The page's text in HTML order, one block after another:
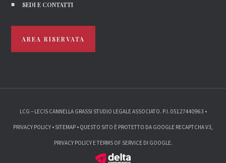
SEDI E CONTATTI
AREA RISERVATA
LCG – LECIS CANNELLA GRASSI STUDIO LEGALE ASSOCIATO. P.I. 05127440963 •
PRIVACY POLICY • SITEMAP • QUESTO SITO È PROTETTO DA GOOGLE RECAPTCHA V3,
PRIVACY POLICYETERMS OF SERVICEDI GOOGLE.